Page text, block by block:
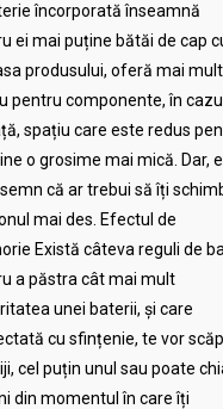
încorporată înseamnă
ei mai puține bătăi de cap
produsului, oferă mai mult
pentru componente, în cazul
spațiu care este redus
o grosime mai mică. Dar,
că ar trebui să îți
mai des. Efectul de
Există câteva reguli de
a păstra cât mai mult
unei baterii, și care
cu sfințenie, te vor
cel puțin unul sau poate
din momentul în care îți